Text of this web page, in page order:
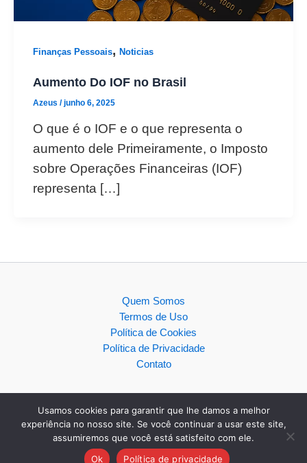
Finanças Pessoais, Noticias
Aumento Do IOF no Brasil
Azeus /junho 6, 2025
O que é o IOF e o que representa o
aumento dele Primeiramente, o Imposto
sobre Operações Financeiras (IOF)
representa […]
Quem Somos
Termos de Uso
Política de Cookies
Política de Privacidade
Contato
Copyright © 2026
Usamos cookies para garantir que lhe damos a melhor
experiência no nosso site. Se você continuar a usar este site,
assumiremos que você está satisfeito com ele.
Ok
Política de privacidade